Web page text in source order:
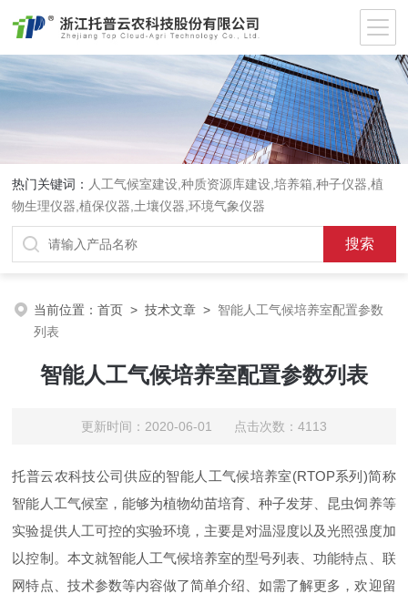
热门关键词： 人工气候室建设,种质资源库建设,培养箱,种子仪器,植
物生理仪器,植保仪器,土壤仪器,环境气象仪器
当前位置：首页 >技术文章 > 智能人工气候培养室配置参数
列表
智能人工气候培养室配置参数列表
更新时间：2020-06-01 点击次数：4113
托普云农科技公司供应的智能人工气候培养室(RTOP系列)简称
智能人工气候室，能够为植物幼苗培育、种子发芽、昆虫饲养等
实验提供人工可控的实验环境，主要是对温湿度以及光照强度加
以控制。本文就智能人工气候培养室的型号列表、功能特点、联
网特点、技术参数等内容做了简单介绍、如需了解更多，欢迎留